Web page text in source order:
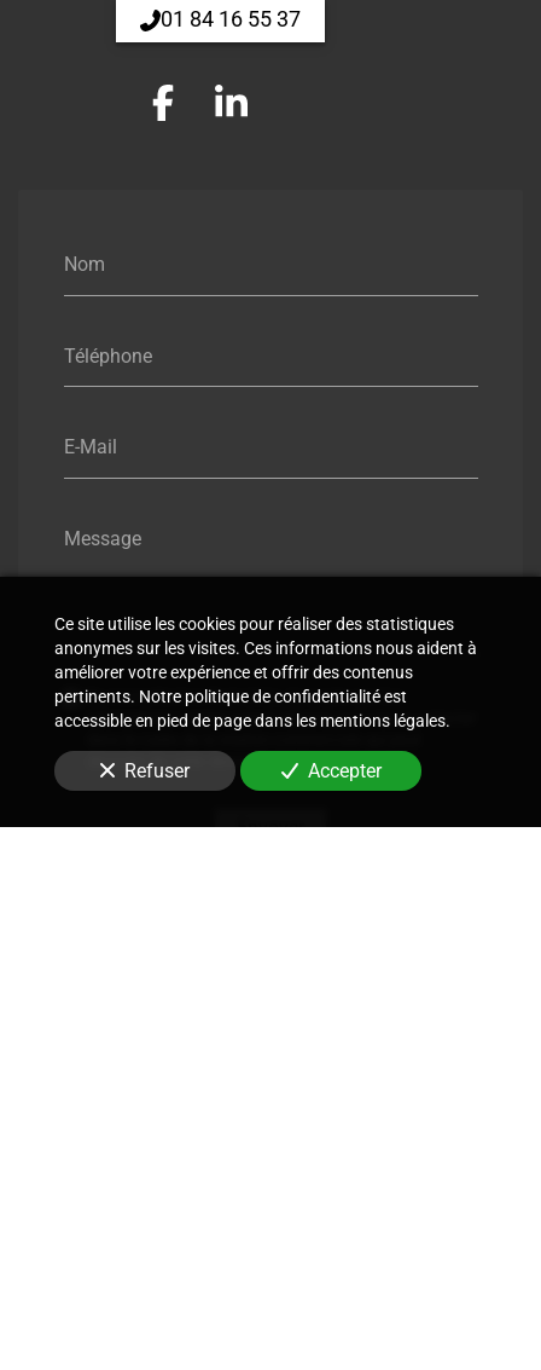
Nom
Téléphone
E-Mail
Message
En soumettant ce formulaire, j'accepte que les
informations saisies soient utilisées pour me recontacter
découler de cette demande.
Envoyer
01 84 16 55 37
Ce site utilise les cookies pour réaliser des statistiques
anonymes sur les visites. Ces informations nous aident à
améliorer votre expérience et offrir des contenus
pertinents. Notre politique de confidentialité est
accessible en pied de page dans les mentions légales.
Refuser Accepter